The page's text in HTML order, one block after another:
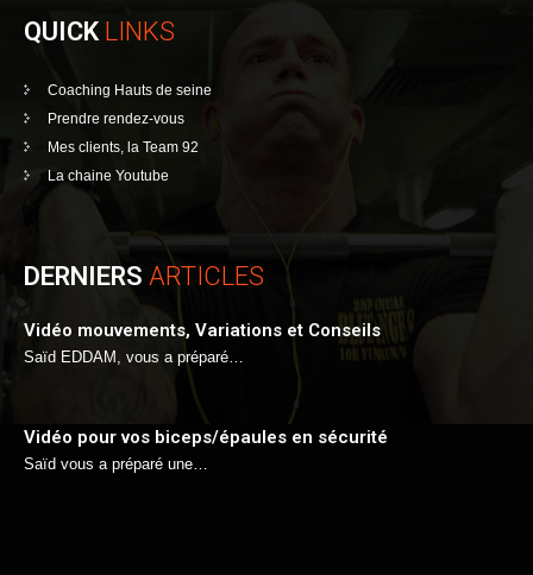
QUICK LINKS
Coaching Hauts de seine
Prendre rendez-vous
Mes clients, la Team 92
La chaine Youtube
DERNIERS ARTICLES
Vidéo mouvements, Variations et Conseils
Saïd EDDAM, vous a préparé…
Vidéo pour vos biceps/épaules en sécurité
Saïd vous a préparé une…